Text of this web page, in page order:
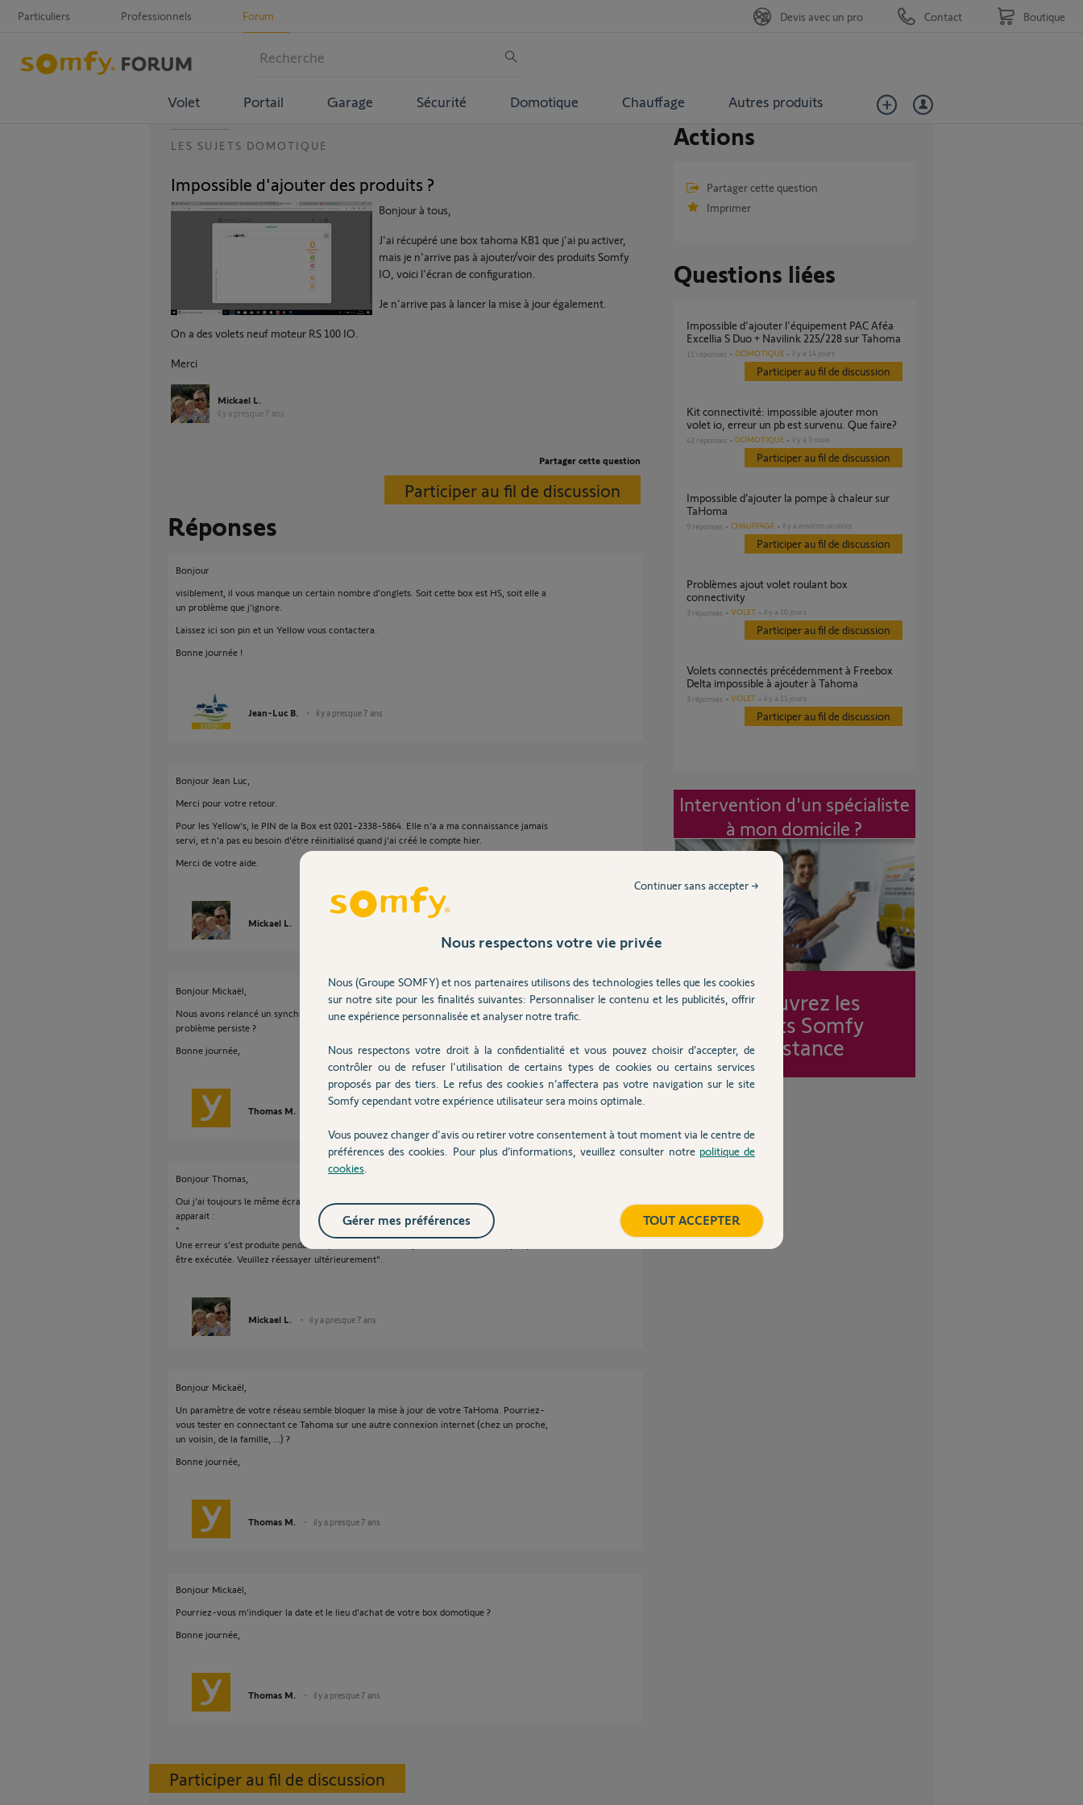
Particuliers Professionnels Forum
Volet Portail Garage Sécurité Domotique Chauffage Autres produits
Devis avec un pro Contact Boutique
LES SUJETS DOMOTIQUE
Impossible d'ajouter des produits ?
Bonjour à tous,
J'ai récupéré une box tahoma KB1 que j'ai pu activer,
mais je n'arrive pas à ajouter/voir des produits Somfy
IO, voici l'écran de configuration.
Je n'arrive pas à lancer la mise à jour également.
On a des volets neuf moteur RS 100 IO.
Merci
Mickael L.
il y a presque 7 ans
Partager cette question
Participer au fil de discussion
Réponses
Bonjour
visiblement, il vous manque un certain nombre d'onglets. Soit cette box est HS, soit elle a
un problème que j'ignore.
Laissez ici son pin et un Yellow vous contactera.
Bonne journée !
Jean-Luc B. il y a presque 7 ans
Bonjour Jean Luc,
Merci pour votre retour.
Pour les Yellow's, le PIN de la Box est 0201-2338-5864. Elle n'a a ma connaissance jamais
servi, et n'a pas eu besoin d'étre réinitialisé quand j'ai créé le compte hier.
Merci de votre aide.
Mickael L.
Bonjour Mickaël,
Nous avons relancé un synchronisation de votre Tahoma avec nos serveurs, est-ce que le
problème persiste ?
Bonne journée,
Thomas M. il y a presque 7 ans
Bonjour Thomas,
Oui j'ai toujours le même écran, et si je souhaite lancer une mise à jour, le message suivant
apparait :
"
Une erreur s'est produite pendant le processus de mise à jour. La commande n'a pas pu
être exécutée. Veuillez réessayer ultérieurement".
Mickael L. il y a presque 7 ans
Bonjour Mickaël,
Un paramètre de votre réseau semble bloquer la mise à jour de votre TaHoma. Pourriez-
vous tester en connectant ce Tahoma sur une autre connexion internet (chez un proche,
un voisin, de la famille, ...) ?
Bonne journée,
Thomas M. il y a presque 7 ans
Bonjour Mickaël,
Pourriez-vous m'indiquer la date et le lieu d'achat de votre box domotique ?
Bonne journée,
Thomas M. il y a presque 7 ans
Participer au fil de discussion
Actions
Partager cette question
Imprimer
Questions liées
Impossible d'ajouter l'équipement PAC Aféa
Excellia S Duo + Navilink 225/228 sur Tahoma
11 réponses DOMOTIQUE il y a 14 jours
Participer au fil de discussion
Kit connectivité: impossible ajouter mon
volet io, erreur un pb est survenu. Que faire?
42 réponses DOMOTIQUE il y a 3 mois
Participer au fil de discussion
Impossible d’ajouter la pompe à chaleur sur
TaHoma
9 réponses CHAUFFAGE il y a environ un mois
Participer au fil de discussion
Problèmes ajout volet roulant box
connectivity
3 réponses VOLET il y a 10 jours
Participer au fil de discussion
Volets connectés précédemment à Freebox
Delta impossible à ajouter à Tahoma
3 réponses VOLET il y a 11 jours
Participer au fil de discussion
Intervention d'un spécialiste
à mon domicile ?
Découvrez les
forfaits Somfy
Assistance
Nous respectons votre vie privée
Nous (Groupe SOMFY) et nos partenaires utilisons des technologies telles que les cookies
sur notre site pour les finalités suivantes: Personnaliser le contenu et les publicités, offrir
une expérience personnalisée et analyser notre trafic.
Nous respectons votre droit à la confidentialité et vous pouvez choisir d’accepter, de
contrôler ou de refuser l'utilisation de certains types de cookies ou certains services
proposés par des tiers. Le refus des cookies n’affectera pas votre navigation sur le site
Somfy cependant votre expérience utilisateur sera moins optimale.
Vous pouvez changer d'avis ou retirer votre consentement à tout moment via le centre de
préférences des cookies. Pour plus d’informations, veuillez consulter notre politique de
cookies
Continuer sans accepter →
TOUT ACCEPTER
Gérer mes préférences